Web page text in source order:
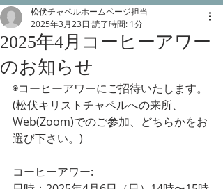
2025年4月コーヒーアワー
のお知らせ
松伏チャペルホームページ担当
2025年3月23日 読了時間: 1分
◉コーヒーアワーにご招待いたします。
(松伏キリストチャペルへの来所、
Web(Zoom)でのご参加、どちらかをお
選び下さい。)
コーヒーアワー: